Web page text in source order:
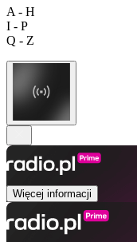
A - H
I - P
Q - Z
Więcej informacji